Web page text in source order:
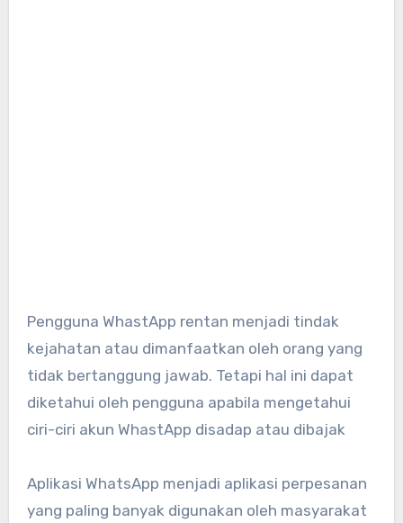
Pengguna WhastApp rentan menjadi tindak
kejahatan atau dimanfaatkan oleh orang yang
tidak bertanggung jawab. Tetapi hal ini dapat
diketahui oleh pengguna apabila mengetahui
ciri-ciri akun WhastApp disadap atau dibajak
Aplikasi WhatsApp menjadi aplikasi perpesanan
yang paling banyak digunakan oleh masyarakat